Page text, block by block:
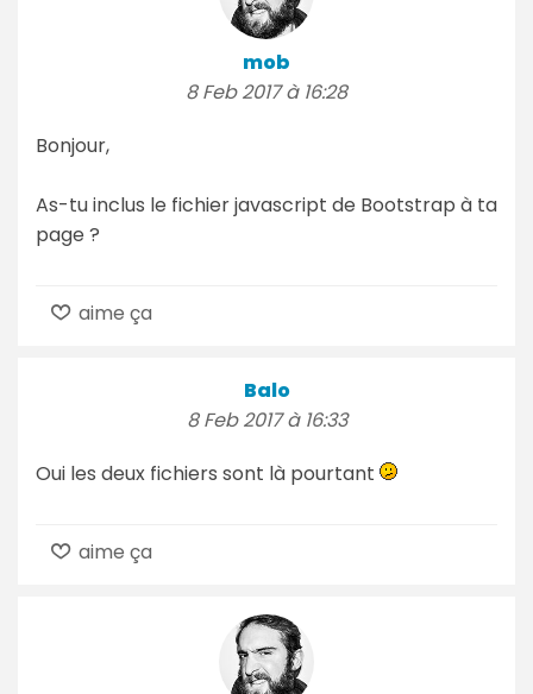
mob
8 Feb 2017 à 16:28
Bonjour,
As-tu inclus le fichier javascript de Bootstrap à ta
page ?
aime ça
Balo
8 Feb 2017 à 16:33
Oui les deux fichiers sont là pourtant
aime ça